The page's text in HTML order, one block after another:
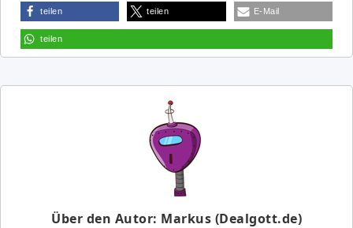
teilen teilen E-Mail
teilen
Über den Autor: Markus (Dealgott.de)